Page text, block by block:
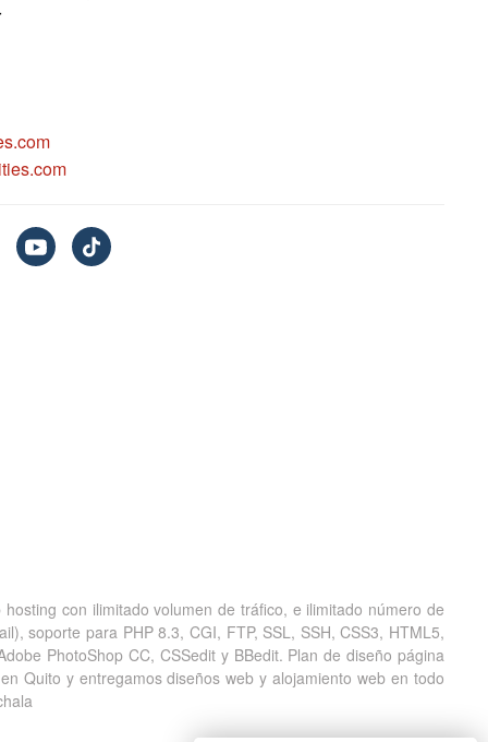
con ilimitado volumen de tráfico, e ilimitado número de
soporte para PHP 8.3, CGI, FTP, SSL, SSH, CSS3, HTML5,
PhotoShop CC, CSSedit y BBedit. Plan de diseño página
Quito y entregamos diseños web y alojamiento web en todo